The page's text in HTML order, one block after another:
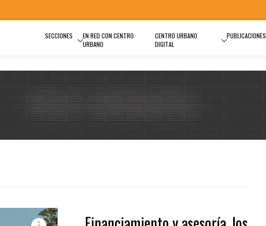
SECCIONES
EN RED CON CENTRO
URBANO
CENTRO URBANO
DIGITAL
PUBLICACIONES